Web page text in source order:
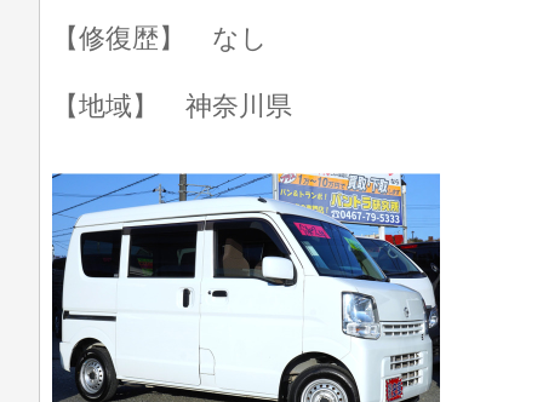
【修復歴】 なし
【地域】 神奈川県